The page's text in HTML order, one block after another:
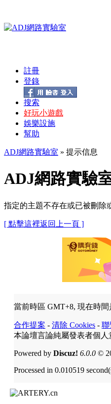
註冊
登錄
搜索
好玩小遊戲
娛樂設施
幫助
ADJ網路實驗室 » 提示信息
ADJ網路實驗
指定的主題不存在或已被刪除
[ 點擊這裡返回上一頁 ]
當前時區 GMT+8, 現在時間
合作提案 - 清除 Cookies - 聯
本論壇言論純屬發表者個
Powered by Discuz! 6.0.0 ©
Processed in 0.010519